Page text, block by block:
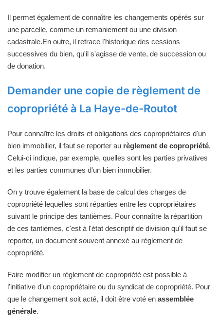
Il permet également de connaître les changements opérés sur
une parcelle, comme un remaniement ou une division
cadastrale.En outre, il retrace l'historique des cessions
successives du bien, qu'il s'agisse de vente, de succession ou
de donation.
Demander une copie de règlement de
copropriété à La Haye-de-Routot
Pour connaître les droits et obligations des copropriétaires d'un
bien immobilier, il faut se reporter au règlement de copropriété.
Celui-ci indique, par exemple, quelles sont les parties privatives
et les parties communes d'un bien immobilier.
On y trouve également la base de calcul des charges de
copropriété lequelles sont réparties entre les copropriétaires
suivant le principe des tantièmes. Pour connaître la répartition
de ces tantièmes, c'est à l'état descriptif de division qu'il faut se
reporter, un document souvent annexé au règlement de
copropriété.
Faire modifier un règlement de copropriété est possible à
l'initiative d'un copropriétaire ou du syndicat de copropriété. Pour
que le changement soit acté, il doit être voté en assemblée
générale.